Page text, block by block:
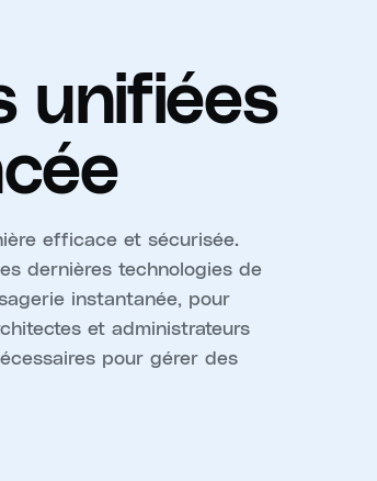
unifiées
efficace et sécurisée.
dernières technologies de
instantanée, pour
et administrateurs
pour gérer des